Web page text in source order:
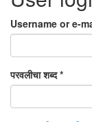
Username or e-
परवलीचा शब्द*